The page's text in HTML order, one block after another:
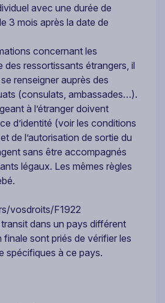
avec une durée de
3 mois après la date de
concernant les
des ressortissants étrangers, il
renseigner auprès des
(consulats, ambassades…).
à l’étranger doivent
d’identité (voir les conditions
de l’autorisation de sortie du
sans être accompagnés
légaux. Les mêmes règles
vosdroits/F1922
dans un pays différent
finale sont priés de vérifier les
spécifiques à ce pays.